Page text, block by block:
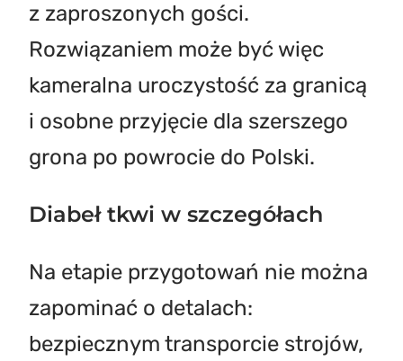
z zaproszonych gości.
Rozwiązaniem może być więc
kameralna uroczystość za granicą
i osobne przyjęcie dla szerszego
grona po powrocie do Polski.
Diabeł tkwi w szczegółach
Na etapie przygotowań nie można
zapominać o detalach:
bezpiecznym transporcie strojów,